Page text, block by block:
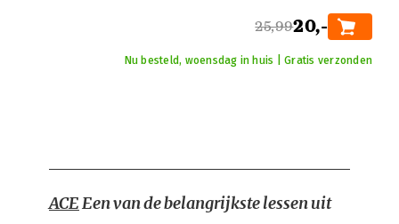
25,9920,-
Nu besteld, woensdag in huis | Gratis verzonden
ACEEen van de belangrijkste lessen uit